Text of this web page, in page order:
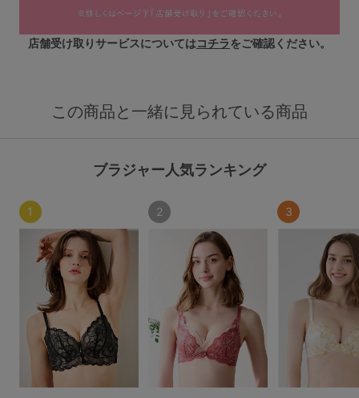
店舗受け取りサービスについてはコチラ をご確認ください。
この商品と一緒に見られている商品
ブラジャー人気ランキング
1 2 3